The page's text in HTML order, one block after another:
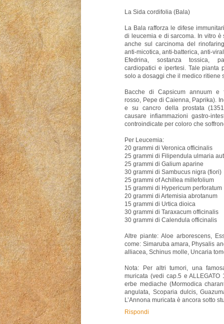
La Sida cordifolia (Bala)
La Bala rafforza le difese
di leucemia e di sarcoma. In vitro è
anche sul carcinoma del
anti-micotica, anti-batterica, anti-
Efedrina, sostanza tossica,
cardiopatici e ipertesi. Tale pianta
solo a dosaggi che il medico ritiene
Bacche di Capsicum annuum e
rosso, Pepe di Caienna, Paprika).
e su cancro della prostata
causare infiammazioni gastro-
controindicate per coloro che
Per Leucemia:
20 grammi di Veronica officinalis
25 grammi di Filipendula ulmaria
25 grammi di Galium aparine
30 grammi di Sambucus nigra (fiori)
25 grammi of Achillea millefolium
15 grammi di Hypericum perforatum
20 grammi di Artemisia abrotanum
15 grammi di Urtica dioica
30 grammi di Taraxacum officinalis
30 grammi di Calendula officinalis
Altre piante: Aloe arborescens,
come: Simaruba amara, Physalis
alliacea, Schinus molle, Uncaria
Nota: Per altri tumori, una
muricata (vedi cap.5 e
erbe mediache (Mormodica
angulata, Scoparia dulcis,
L’Annona muricata è ancora sotto
Rispondi